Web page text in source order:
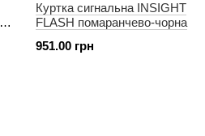
Куртка сигнальна INSIGHT
FLASH помаранчево-чорна
951.00 грн